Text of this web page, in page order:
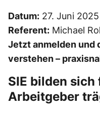
Datum: 27. Juni 2025
Referent: Michael
Jetzt anmelden und
verstehen –
SIE bilden sich
Arbeitgeber